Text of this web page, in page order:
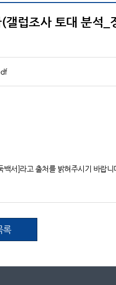
럽조사 토대 분석_
백서]라고 출처를 밝혀주시기 바랍
록